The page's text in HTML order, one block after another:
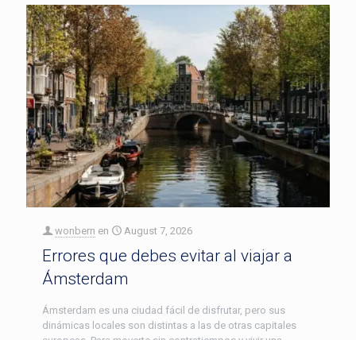
wonbern en August 7, 2026
Errores que debes evitar al viajar a
Ámsterdam
Ámsterdam es una ciudad fácil de disfrutar, pero sus
dinámicas locales son distintas a las de otras capitales